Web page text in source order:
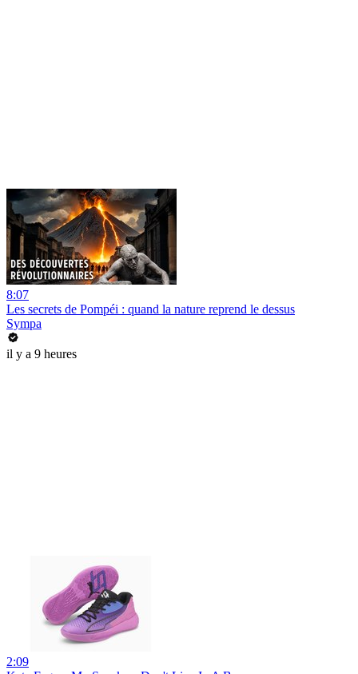
8:07
Les secrets de Pompéi : quand la nature reprend le dessus
Sympa
il y a 9 heures
2:09